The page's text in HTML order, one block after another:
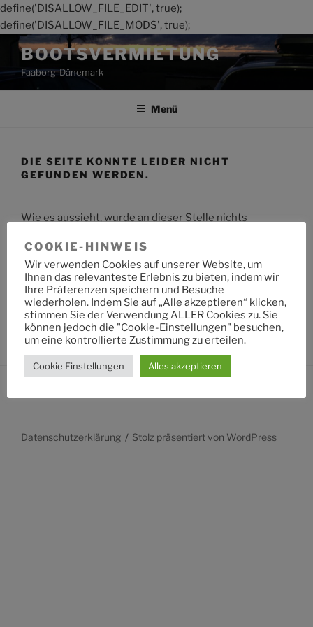
define('DISALLOW_FILE_EDIT', true);
define('DISALLOW_FILE_MODS', true);
Zum
Inhalt
springen
BOOTSVERMIETUNG
Faaborg-Dänemark
Menü
DIE SEITE KONNTE LEIDER NICHT
GEFUNDEN WERDEN.
Wie es aussieht, wurde an dieser Stelle nichts
Suche
nach:
Datenschutzerklärung Stolz präsentiert von WordPress
COOKIE-HINWEIS
Wir verwenden Cookies auf unserer Website, um
Ihnen das relevanteste Erlebnis zu bieten, indem wir
Ihre Präferenzen speichern und Besuche
wiederholen. Indem Sie auf „Alle akzeptieren“ klicken,
stimmen Sie der Verwendung ALLER Cookies zu. Sie
können jedoch die "Cookie-Einstellungen" besuchen,
um eine kontrollierte Zustimmung zu erteilen.
Cookie Einstellungen Alles akzeptieren